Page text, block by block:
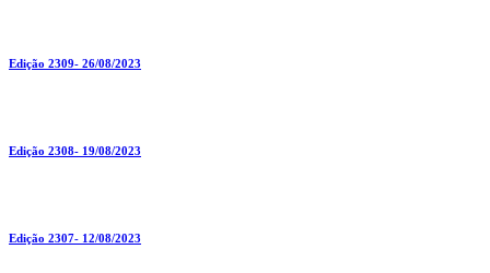
Edição 2309- 26/08/2023
Edição 2308- 19/08/2023
Edição 2307- 12/08/2023